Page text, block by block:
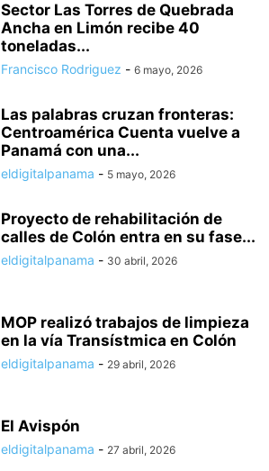
Sector Las Torres de Quebrada
Ancha en Limón recibe 40
toneladas...
Francisco Rodriguez - 6 mayo, 2026
Las palabras cruzan fronteras:
Centroamérica Cuenta vuelve a
Panamá con una...
eldigitalpanama - 5 mayo, 2026
Proyecto de rehabilitación de
calles de Colón entra en su fase...
eldigitalpanama - 30 abril, 2026
MOP realizó trabajos de limpieza
en la vía Transístmica en Colón
eldigitalpanama - 29 abril, 2026
El Avispón
eldigitalpanama - 27 abril, 2026